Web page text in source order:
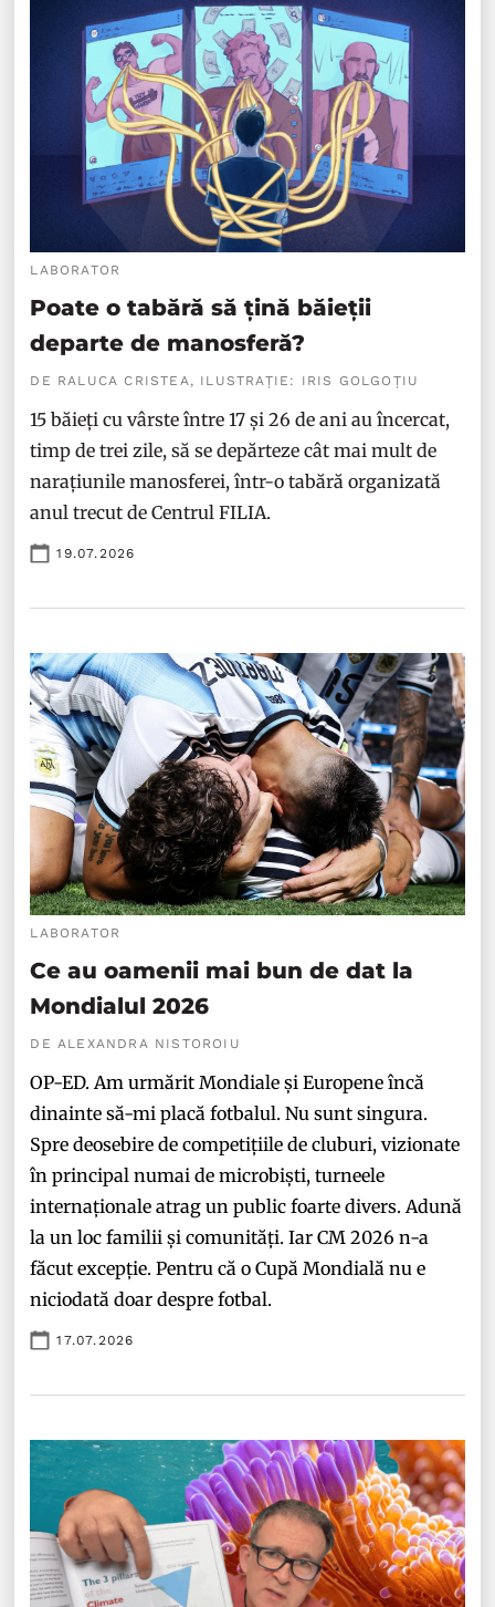
LABORATOR
Poate o tabără să țină băieții
departe de manosferă?
DE RALUCA CRISTEA, ILUSTRAȚIE: IRIS GOLGOȚIU
15 băieți cu vârste între 17 și 26 de ani au încercat,
timp de trei zile, să se depărteze cât mai mult de
narațiunile manosferei, într-o tabără organizată
anul trecut de Centrul FILIA.
19.07.2026
LABORATOR
Ce au oamenii mai bun de dat la
Mondialul 2026
DE ALEXANDRA NISTOROIU
OP-ED. Am urmărit Mondiale și Europene încă
dinainte să-mi placă fotbalul. Nu sunt singura.
Spre deosebire de competițiile de cluburi, vizionate
în principal numai de microbiști, turneele
internaționale atrag un public foarte divers. Adună
la un loc familii și comunități. Iar CM 2026 n-a
făcut excepție. Pentru că o Cupă Mondială nu e
niciodată doar despre fotbal.
17.07.2026